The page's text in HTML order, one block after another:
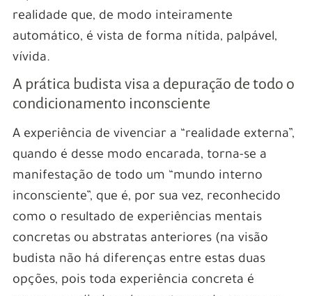
realidade que, de modo inteiramente
automático, é vista de forma nítida, palpável,
vívida.
A prática budista visa a depuração de todo o
condicionamento inconsciente
A experiência de vivenciar a “realidade externa”,
quando é desse modo encarada, torna-se a
manifestação de todo um “mundo interno
inconsciente”, que é, por sua vez, reconhecido
como o resultado de experiências mentais
concretas ou abstratas anteriores (na visão
budista não há diferenças entre estas duas
opções, pois toda experiência concreta é